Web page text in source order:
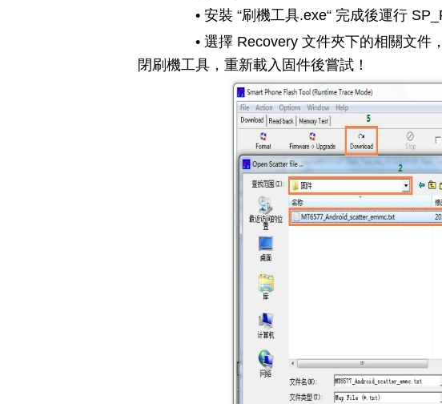
• 安裝 “刷機工具.exe“ 完成後運行
• 選擇 Recovery 文件夾下的相關文件，
閉刷機工具，重新載入固件後嘗試！